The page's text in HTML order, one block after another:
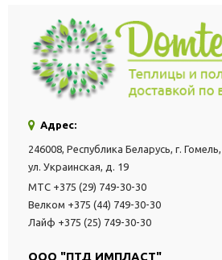
Адрес:
246008, Республика Беларусь, г. Гомель,
ул. Украинская, д. 19
МТС +375 (29) 749-30-30
Велком +375 (44) 749-30-30
Лайф +375 (25) 749-30-30
ООО "ПТД ИМПЛАСТ"